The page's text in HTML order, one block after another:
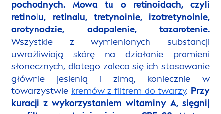
pochodnych. Mowa tu o retinoidach, czyli
retinolu, retinalu, tretynoinie, izotretynoinie,
arotynodzie, adapalenie, tazarotenie.
Wszystkie z wymienionych substancji
uwrażliwiają skórę na działanie promieni
słonecznych, dlatego zaleca się ich stosowanie
głównie jesienią i zimą, koniecznie w
towarzystwie kremów z filtrem do twarzy. Przy
kuracji z wykorzystaniem witaminy A, sięgnij